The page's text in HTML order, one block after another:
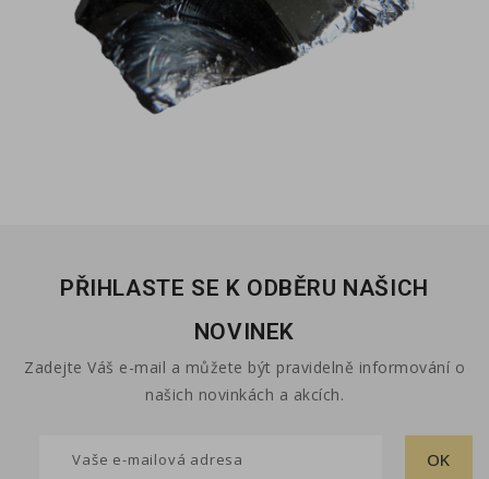
PŘIHLASTE SE K ODBĚRU NAŠICH
NOVINEK
Zadejte Váš e-mail a můžete být pravidelně informování o
našich novinkách a akcích.